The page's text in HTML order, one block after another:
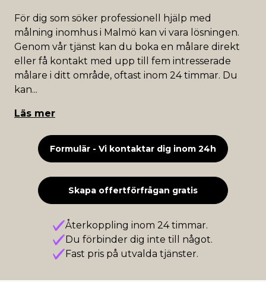
För dig som söker professionell hjälp med
målning inomhus i Malmö kan vi vara lösningen.
Genom vår tjänst kan du boka en målare direkt
eller få kontakt med upp till fem intresserade
målare i ditt område, oftast inom 24 timmar. Du
kan...
Läs mer
Formulär - Vi kontaktar dig inom 24h
Skapa offertförfrågan gratis
Återkoppling inom 24 timmar.
Du förbinder dig inte till något.
Fast pris på utvalda tjänster.